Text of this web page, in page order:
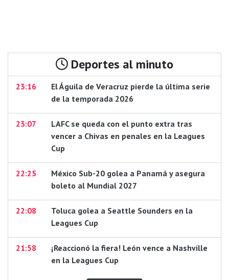
Deportes al minuto
23:16
El Águila de Veracruz pierde la última serie
de la temporada 2026
23:07
LAFC se queda con el punto extra tras
vencer a Chivas en penales en la Leagues
Cup
22:25
México Sub-20 golea a Panamá y asegura
boleto al Mundial 2027
22:08
Toluca golea a Seattle Sounders en la
Leagues Cup
21:58
¡Reaccionó la fiera! León vence a Nashville
en la Leagues Cup